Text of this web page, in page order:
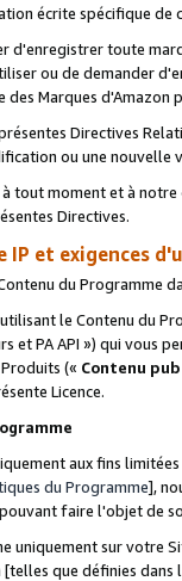
écrite spécifique de
d'enregistrer toute
ou de demander
Marques
Directives
ou une nouvelle
tout moment et à
Directives.
IP et exigences
du Programme
le Contenu du
et PA API ») qui vous
(« Contenu
Licence.
aux fins
du Programme],
faire l'objet de
uniquement sur votre
[telles que définies dans